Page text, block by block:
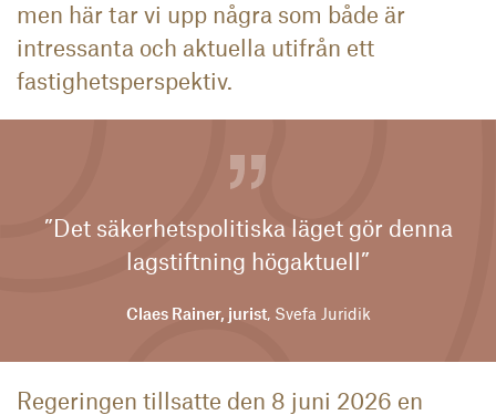
men här tar vi upp några som både är
intressanta och aktuella utifrån ett
fastighetsperspektiv.
”Det säkerhetspolitiska läget gör denna
lagstiftning högaktuell”
Claes Rainer, jurist, Svefa Juridik
Regeringen tillsatte den 8 juni 2026 en